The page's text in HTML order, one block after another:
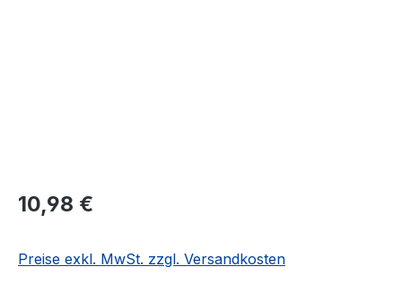
Regulärer Preis:
10,98 €
Preise exkl. MwSt. zzgl. Versandkosten